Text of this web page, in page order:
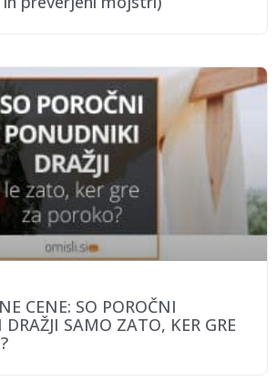
CENE: SO POROČNI
SAMO ZATO, KER GRE